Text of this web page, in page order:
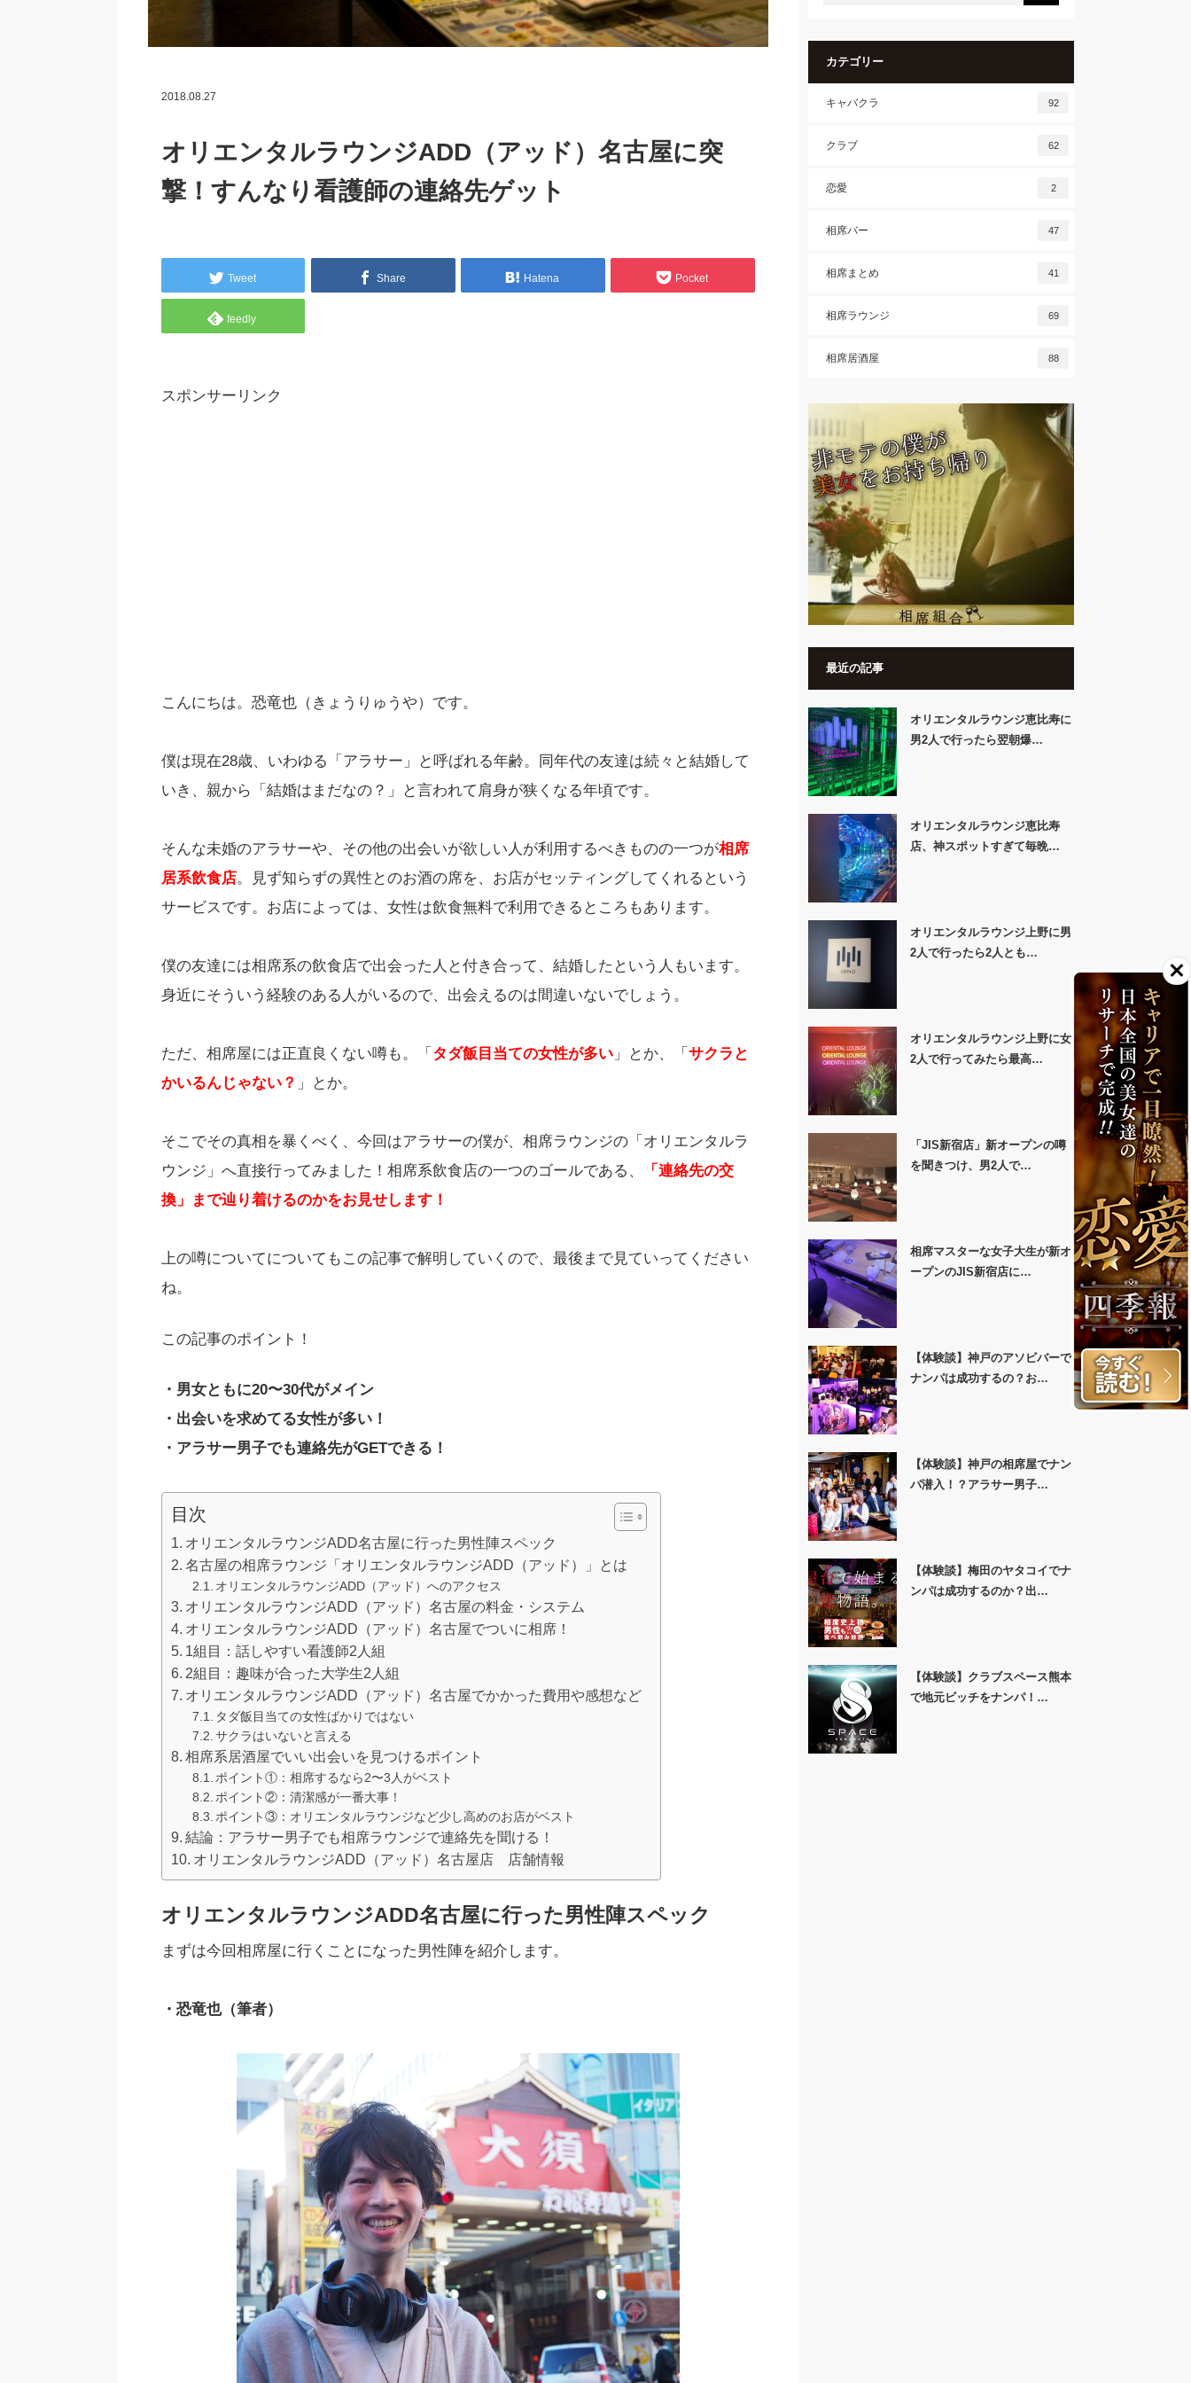
2018.08.27
オリエンタルラウンジADD（アッド）名古屋に突
撃！すんなり看護師の連絡先ゲット
Tweet Share Hatena Pocket
feedly
スポンサーリンク
こんにちは。恐竜也（きょうりゅうや）です。
僕は現在28歳、いわゆる「アラサー」と呼ばれる年齢。同年代の友達は続々と結婚して
いき、親から「結婚はまだなの？」と言われて肩身が狭くなる年頃です。
そんな未婚のアラサーや、その他の出会いが欲しい人が利用するべきものの一つが相席
居系飲食店。見ず知らずの異性とのお酒の席を、お店がセッティングしてくれるという
サービスです。お店によっては、女性は飲食無料で利用できるところもあります。
僕の友達には相席系の飲食店で出会った人と付き合って、結婚したという人もいます。
身近にそういう経験のある人がいるので、出会えるのは間違いないでしょう。
ただ、相席屋には正直良くない噂も。「 タダ飯目当ての女性が多い 」とか、「 サクラと
かいるんじゃない？ 」とか。
そこでその真相を暴くべく、今回はアラサーの僕が、相席ラウンジの「オリエンタルラ
ウンジ」へ直接行ってみました！相席系飲食店の一つのゴールである、
「連絡先の交
換」まで辿り着けるのかをお見せします！
上の噂についてについてもこの記事で解明していくので、最後まで見ていってください
ね。
この記事のポイント！
・男女ともに20〜30代がメイン
・出会いを求めてる女性が多い！
・アラサー男子でも連絡先がGETできる！
目次
オリエンタルラウンジADD名古屋に行った男性陣スペック
名古屋の相席ラウンジ「オリエンタルラウンジADD（アッド）」とは
オリエンタルラウンジADD（アッド）へのアクセス
オリエンタルラウンジADD（アッド）名古屋の料金・システム
オリエンタルラウンジADD（アッド）名古屋でついに相席！
1組目：話しやすい看護師2人組
2組目：趣味が合った大学生2人組
オリエンタルラウンジADD（アッド）名古屋でかかった費用や感想など
タダ飯目当ての女性ばかりではない
サクラはいないと言える
相席系居酒屋でいい出会いを見つけるポイント
ポイント①：相席するなら2〜3人がベスト
ポイント②：清潔感が一番大事！
ポイント③：オリエンタルラウンジなど少し高めのお店がベスト
結論：アラサー男子でも相席ラウンジで連絡先を聞ける！
オリエンタルラウンジADD（アッド）名古屋店 店舗情報
オリエンタルラウンジADD名古屋に行った男性陣スペック
まずは今回相席屋に行くことになった男性陣を紹介します。
・恐竜也（筆者）
カテゴリー
キャバクラ 92
クラブ 62
恋愛 2
相席バー 47
相席まとめ 41
相席ラウンジ 69
相席居酒屋 88
最近の記事
オリエンタルラウンジ恵比寿に
男2人で行ったら翌朝爆…
オリエンタルラウンジ恵比寿
店、神スポットすぎて毎晩…
オリエンタルラウンジ上野に男
2人で行ったら2人とも…
オリエンタルラウンジ上野に女
2人で行ってみたら最高…
「JIS新宿店」新オープンの噂
を聞きつけ、男2人で…
相席マスターな女子大生が新オ
ープンのJIS新宿店に…
【体験談】神戸のアソビバーで
ナンパは成功するの？お…
【体験談】神戸の相席屋でナン
パ潜入！？アラサー男子…
【体験談】梅田のヤタコイでナ
ンパは成功するのか？出…
【体験談】クラブスペース熊本
で地元ビッチをナンパ！…